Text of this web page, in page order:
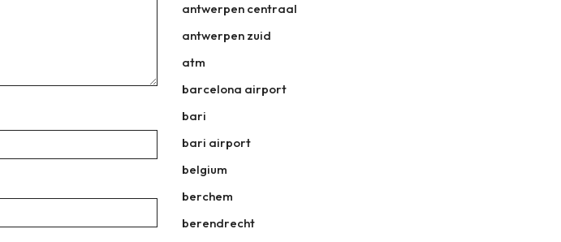
antwerpen centraal
antwerpen zuid
atm
barcelona airport
bari
bari airport
belgium
berchem
berendrecht